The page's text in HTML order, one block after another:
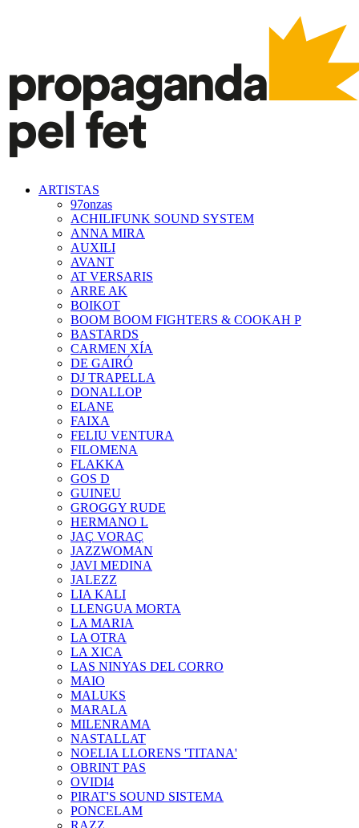
ARTISTAS
97onzas
ACHILIFUNK SOUND SYSTEM
ANNA MIRA
AUXILI
AVANT
AT VERSARIS
ARRE AK
BOIKOT
BOOM BOOM FIGHTERS & COOKAH P
BASTARDS
CARMEN XÍA
DE GAIRÓ
DJ TRAPELLA
DONALLOP
ELANE
FAIXA
FELIU VENTURA
FILOMENA
FLAKKA
GOS D
GUINEU
GROGGY RUDE
HERMANO L
JAÇ VORAÇ
JAZZWOMAN
JAVI MEDINA
JALEZZ
LIA KALI
LLENGUA MORTA
LA MARIA
LA OTRA
LA XICA
LAS NINYAS DEL CORRO
MAIO
MALUKS
MARALA
MILENRAMA
NASTALLAT
NOELIA LLORENS 'TITANA'
OBRINT PAS
OVIDI4
PIRAT'S SOUND SISTEMA
PONCELAM
RAZZ